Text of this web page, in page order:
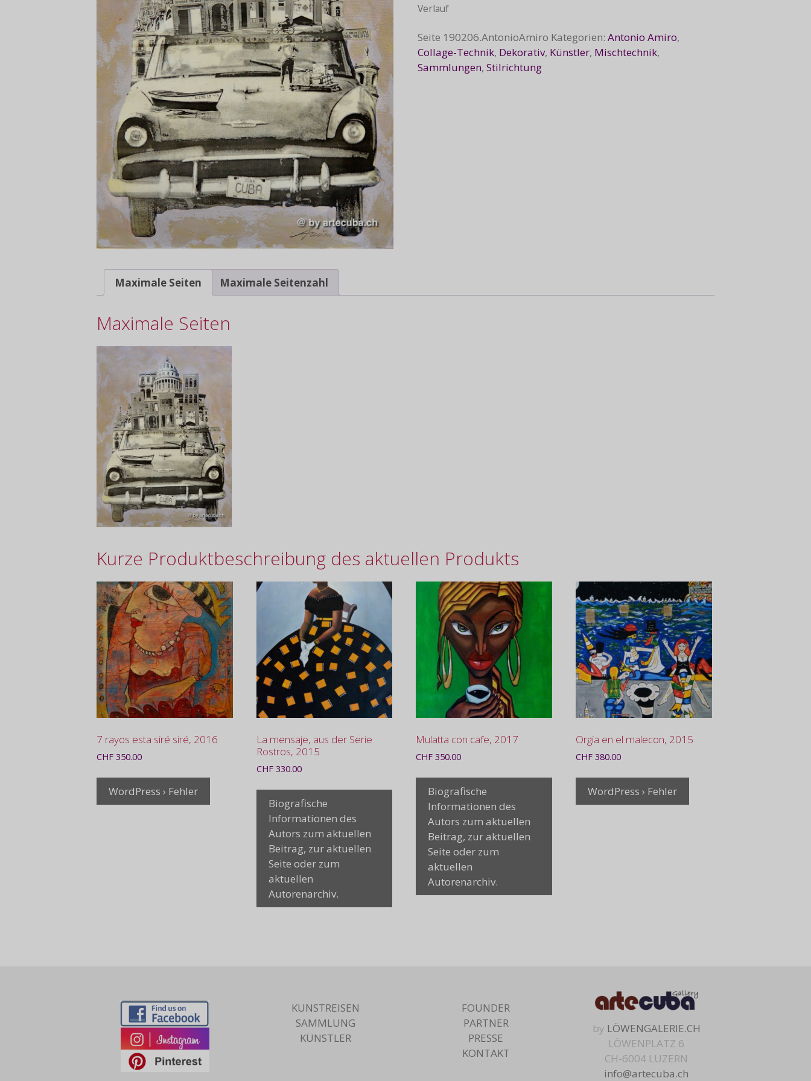
Verlauf
Seite 190206.AntonioAmiro Kategorien:Antonio Amiro,
Collage-Technik, Dekorativ, Künstler, Mischtechnik,
Sammlungen,Stilrichtung
Maximale Seiten Maximale Seitenzahl
Maximale Seiten
Kurze Produktbeschreibung des aktuellen Produkts
7 rayos esta siré siré, 2016
CHF 350.00
WordPress › Fehler
La mensaje, aus der Serie
Rostros, 2015
CHF330.00
Biografische
Informationen des
Autors zum aktuellen
Beitrag, zur aktuellen
Seite oder zum
aktuellen
Autorenarchiv.
Mulatta con cafe, 2017
CHF 350.00
Biografische
Informationen des
Autors zum aktuellen
Beitrag, zur aktuellen
Seite oder zum
aktuellen
Autorenarchiv.
Orgia en el malecon, 2015
CHF 380.00
WordPress › Fehler
KUNSTREISEN
SAMMLUNG
KÜNSTLER
FOUNDER
PARTNER
PRESSE
KONTAKT
by LÖWENGALERIE.CH
LÖWENPLATZ 6
CH-6004 LUZERN
info@artecuba.ch